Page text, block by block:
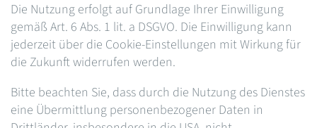
Die Nutzung erfolgt auf Grundlage Ihrer Einwilligung
gemäß Art. 6 Abs. 1 lit. a DSGVO. Die Einwilligung kann
jederzeit über die Cookie-Einstellungen mit Wirkung für
die Zukunft widerrufen werden.
Bitte beachten Sie, dass durch die Nutzung des Dienstes
eine Übermittlung personenbezogener Daten in